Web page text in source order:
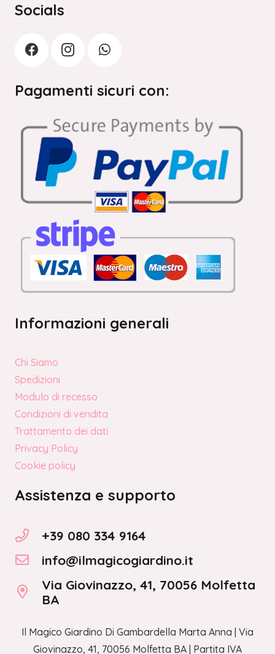
Socials
Pagamenti sicuri con:
Informazioni generali
Chi Siamo
Spedizioni
Modulo di recesso
Condizioni di vendita
Trattamento dei dati
Privacy Policy
Cookie policy
Assistenza e supporto
+39 080 334 9164
info@ilmagicogiardino.it
Via Giovinazzo, 41, 70056 Molfetta
BA
Il Magico Giardino Di Gambardella Marta Anna | Via
Giovinazzo, 41, 70056 Molfetta BA | Partita IVA